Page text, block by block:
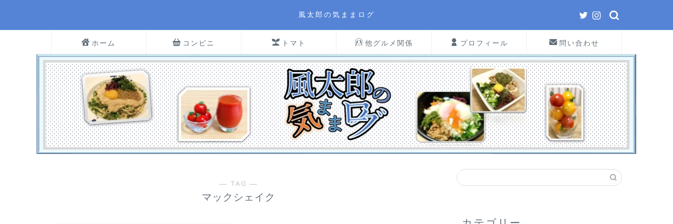
風太郎の気ままログ
ホーム コンビニ トマト 他グルメ関係 プロフィール 問い合わせ
― TAG ―
マックシェイク